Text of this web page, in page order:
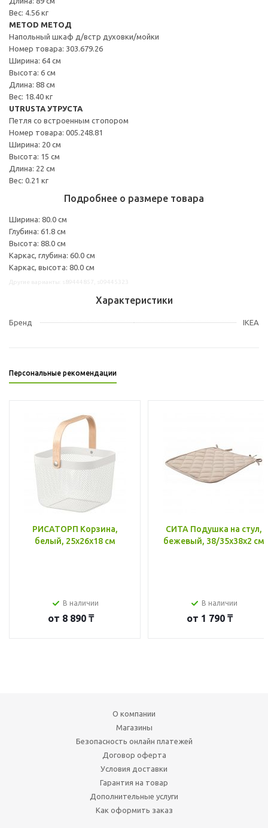
Вес: 4.56 кг
METOD МЕТОД
Напольный шкаф д/встр духовки/мойки
Номер товара: 303.679.26
Ширина: 64 см
Высота: 6 см
Длина: 88 см
Вес: 18.40 кг
UTRUSTA УТРУСТА
Петля со встроенным стопором
Номер товара: 005.248.81
Ширина: 20 см
Высота: 15 см
Длина: 22 см
Вес: 0.21 кг
Подробнее о размере товара
Ширина: 80.0 см
Глубина: 61.8 см
Высота: 88.0 см
Каркас, глубина: 60.0 см
Каркас, высота: 80.0 см
Характеристики
Бренд IKEA
Персональные рекомендации
РИСАТОРП Корзина,
белый, 25x26x18 см
В наличии
от 8 890 ₸
СИТА Подушка на стул,
бежевый, 38/35x38x2 см
В наличии
от 1 790 ₸
О компании
Магазины
Безопасность онлайн платежей
Договор оферта
Условия доставки
Гарантия на товар
Дополнительные услуги
Как оформить заказ